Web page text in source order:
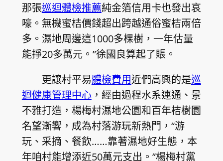
那張巡迴體檢推薦純金箔信用卡也發出哀
嚎。無機蜜桔價錢超出跨越通俗蜜桔兩倍
多。濕地周邊這1000多棵樹，一年估量
能掙20多萬元。”徐國良算起了賬。
更讓村平易體檢費用近們高興的是巡
迴健康管理中心，經由過程水系連通、景
不雅打造，楊梅村濕地公園和百年桔樹園
名望漸響，成為村落游玩新熱門，“游
玩、采摘、餐飲……靠著濕地好生態，本
年咱村能增添近50萬元支出。”楊梅村黨